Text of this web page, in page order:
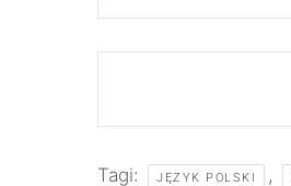
Tagi: JĘZYK POLSKI ,